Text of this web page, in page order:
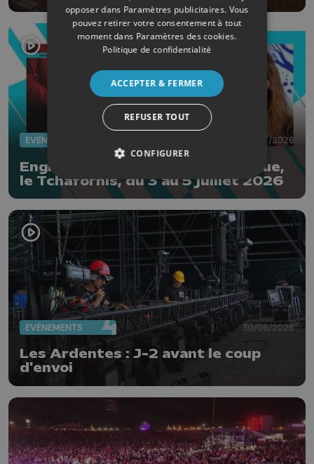
EVÈNEMENTS 01/07/2026
Engis : le festival des arts de la rue,
le Tchafornis, du 3 au 5 juillet 2026
EVÈNEMENTS 30/06/2026
Les Ardentes : J-2 avant le coup
d'envoi
opposer dans Paramètres publicitaires. Vous
pouvez retirer votre consentement à tout
moment dans Paramètres des cookies.
Politique de confidentialité
ACCEPTER & FERMER
REFUSER TOUT
CONFIGURER